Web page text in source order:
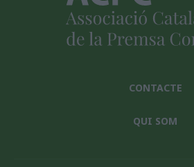
CONTACTE
QUI SOM